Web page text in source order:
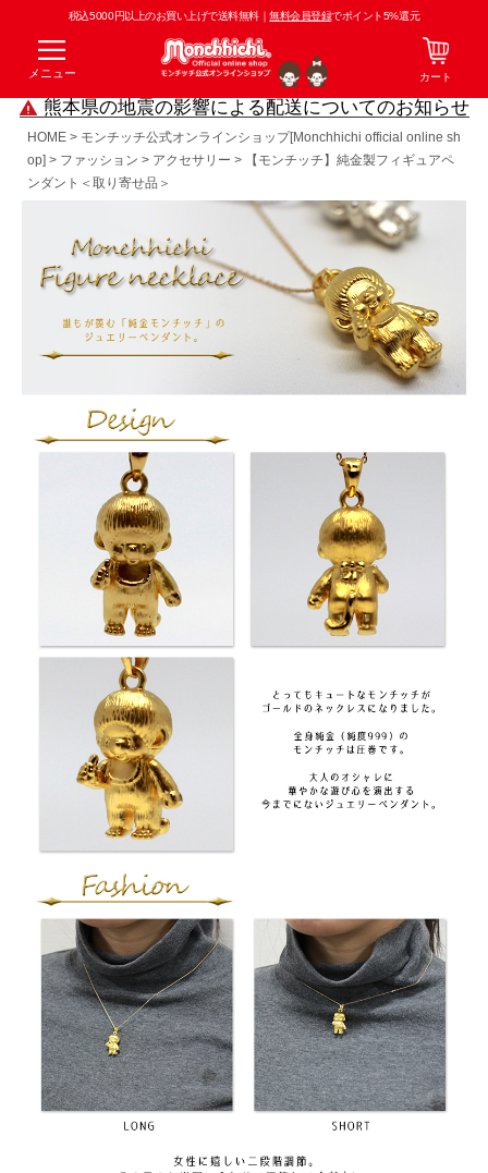
税込5000円以上のお買い上げで送料無料｜無料会員登録でポイント5%還元
メニュー カート
熊本県の地震の影響による配送についてのお知らせ
HOME
モンチッチ公式オンラインショップ[Monchhichi official online sh
op]
ファッション アクセサリー
【モンチッチ】純金製フィギュアペ
ンダント＜取り寄せ品＞